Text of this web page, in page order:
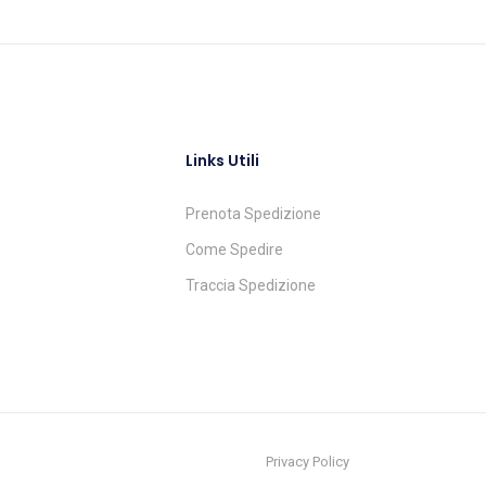
Links Utili
Prenota Spedizione
Come Spedire
Traccia Spedizione
Privacy Policy